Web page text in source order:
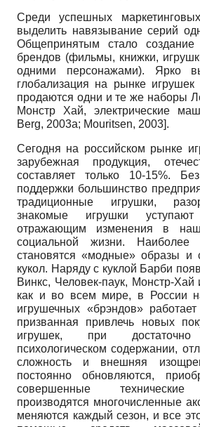
Среди успешных
выделить навязывание серий
Общепринятым стало создание
брен­дов (фильмы, книжки,
одними персонажами). Ярко
глобализация на рынке
продаются одни и те же наборы
Монстр Хай, электрические
Berg, 2003а; Mouritsen, 2003].
Сегодня на российском рынке
зарубежная продукция,
составляет только 10-15%. Без
поддержки большинство
традиционные игрушки,
знакомые игрушки
отражающим изменения в
социальной жизни. Наиболее
становятся «модные» образы и
кукол. Наряду с куклой Барби
Винкс, Человек-паук, Монстр-Хай
как и во всем мире, в России
игрушечных «брэндов»
призванная привлечь новых
игрушек, при
психологическом содержании,
сложность и внешняя
постоянно обновляются,
совершенные технические
производятся многочисленные
меняются каждый сезон, и все